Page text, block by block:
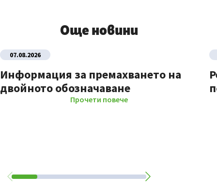
Още новини
07.08.2026
Информация за премахването на
двойното обозначаване
Прочети повече